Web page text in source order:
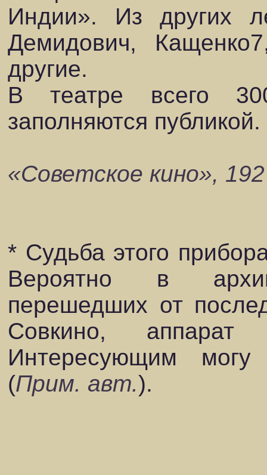
Индии». Из других
Демидович,
другие.
В театре всего
заполняются публикой.
«Советское кино»,
* Судьба этого
Вероятно в
перешедших от
Совкино, аппарат
Интересующим
(Прим. авт.).